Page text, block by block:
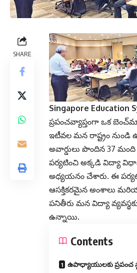
SHARE
Singapore Education
ప్రపంచవ్యాప్తంగా ఒక
ఇటీవల మన రాష్ట్రం
అవార్డులు పొందిన 37
పర్యటించి అక్కడి విద్యా
అధ్యయనం చేశారు. ఈ
ఆసక్తికరమైన అంశాలు
పనితీరు మన విద్యా
ఉన్నాయి.
Contents
ఉపాధ్యాయులకు ప్రపంచ